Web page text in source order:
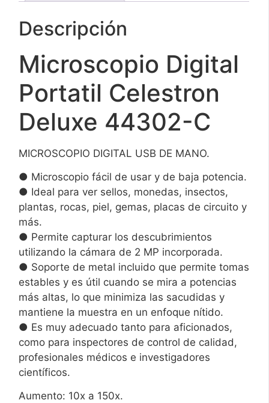
Descripción
Microscopio Digital
Portatil Celestron
Deluxe 44302-C
MICROSCOPIO DIGITAL USB DE MANO.
● Microscopio fácil de usar y de baja potencia.
● Ideal para ver sellos, monedas, insectos,
plantas, rocas, piel, gemas, placas de circuito y
más.
● Permite capturar los descubrimientos
utilizando la cámara de 2 MP incorporada.
● Soporte de metal incluido que permite tomas
estables y es útil cuando se mira a potencias
más altas, lo que minimiza las sacudidas y
mantiene la muestra en un enfoque nítido.
● Es muy adecuado tanto para aficionados,
como para inspectores de control de calidad,
profesionales médicos e investigadores
científicos.
Aumento: 10x a 150x.